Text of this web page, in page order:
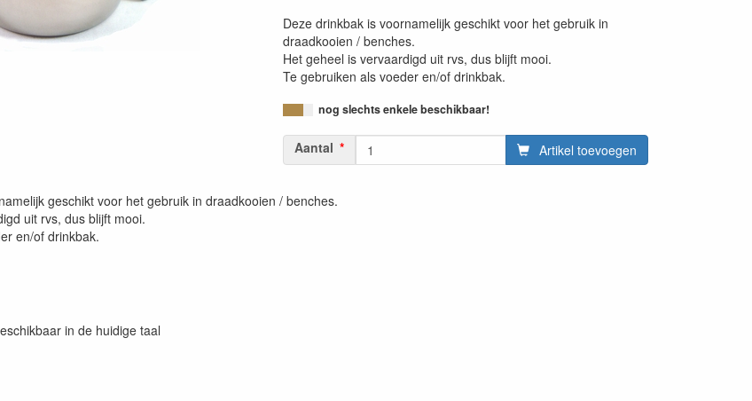
Deze drinkbak is voornamelijk geschikt voor het gebruik in
draadkooien / benches.
Het geheel is vervaardigd uit rvs, dus blijft mooi.
Te gebruiken als voeder en/of drinkbak.
nog slechts enkele beschikbaar!
Aantal Artikel toevoegen
geschikt voor het gebruik in draadkooien / benches.
uit rvs, dus blijft mooi.
en/of drinkbak.
in de huidige taal